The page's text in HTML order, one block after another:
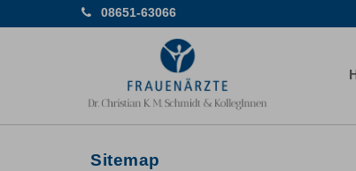
08651-63066
Sitemap